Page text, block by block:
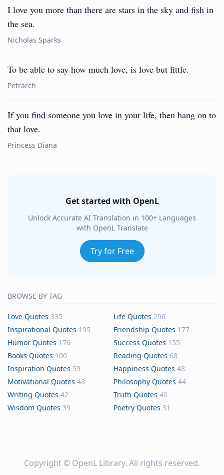
I love you more than there are stars in the sky and fish in
the sea.
Nicholas Sparks
To be able to say how much love, is love but little.
Petrarch
If you find someone you love in your life, then hang on to
that love.
Princess Diana
Get started with OpenL
Unlock Accurate AI Translation in 100+ Languages
with OpenL Translate
Try for Free
BROWSE BY TAG
Love Quotes 335 Life Quotes 296
Inspirational Quotes 195 Friendship Quotes 177
Humor Quotes 176 Success Quotes 155
Books Quotes 100 Reading Quotes 68
Inspiration Quotes 59 Happiness Quotes 48
Motivational Quotes 48 Philosophy Quotes 44
Writing Quotes 42 Truth Quotes 40
Wisdom Quotes 39 Poetry Quotes 31
Copyright © OpenL Library. All rights reserved.